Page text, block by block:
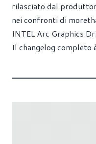
rilasciato dal
nei confronti di
INTEL Arc Graphics
Il changelog completo